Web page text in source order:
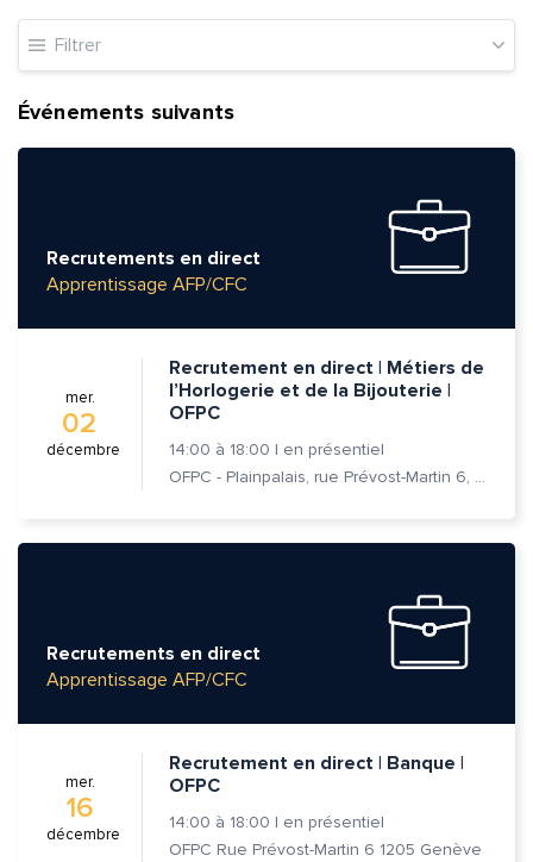
Filtrer
Événements suivants
Recrutements en direct
Apprentissage AFP/CFC
mer.
02
décembre
Recrutement en direct | Métiers de
l’Horlogerie et de la Bijouterie |
OFPC
14:00 à 18:00 | en présentiel
OFPC - Plainpalais, rue Prévost-Martin 6, 1205 Genève
Recrutements en direct
Apprentissage AFP/CFC
mer.
16
décembre
Recrutement en direct | Banque |
OFPC
14:00 à 18:00 | en présentiel
OFPC Rue Prévost-Martin 6 1205 Genève